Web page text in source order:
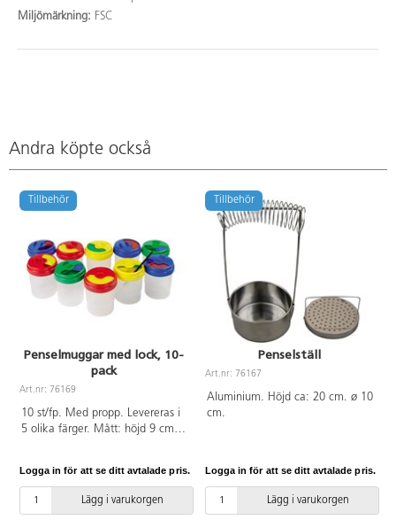
Miljömärkning: FSC
Andra köpte också
Tillbehör
Penselmuggar med lock, 10-
pack
Art.nr: 76169
10 st/fp. Med propp. Levereras i
5 olika färger. Mått: höjd 9 cm, ø
Logga in för att se ditt avtalade pris.
Lägg i varukorgen
Tillbehör
Penselställ
Art.nr: 76167
Aluminium. Höjd ca: 20 cm. ø 10
cm.
Logga in för att se ditt avtalade pris.
Lägg i varukorgen